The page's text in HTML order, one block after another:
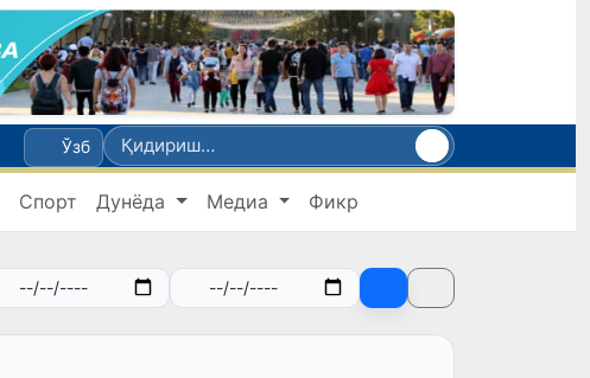
Ўзб
Спорт Дунёда Медиа Фикр